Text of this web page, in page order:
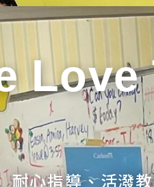
Love
耐心指導、活潑